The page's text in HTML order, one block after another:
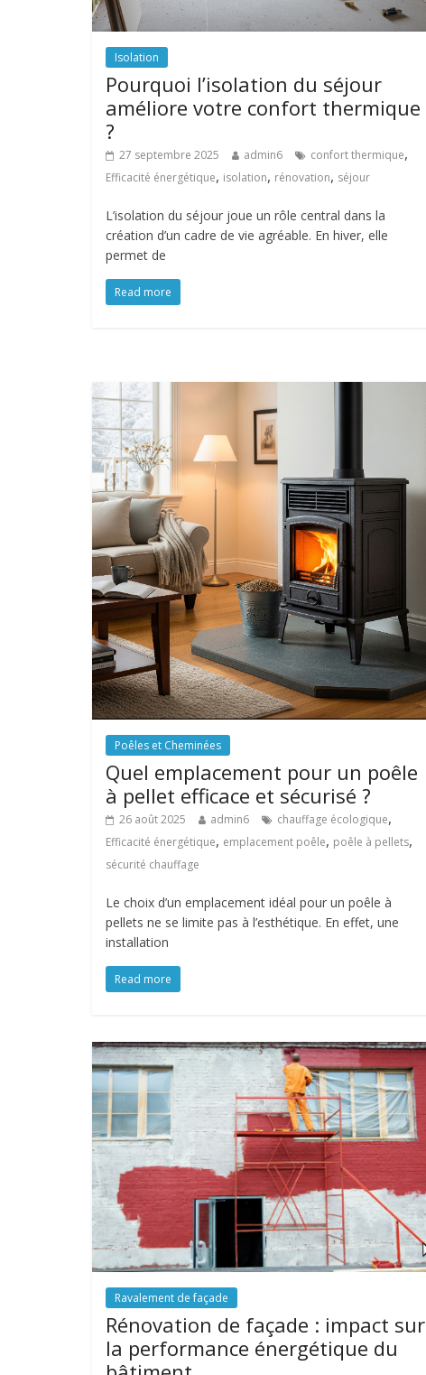
Isolation
Pourquoi l’isolation du séjour
améliore votre confort thermique
?
27 septembre 2025 admin6 confort thermique,
Efficacité énergétique, isolation, rénovation, séjour
L’isolation du séjour joue un rôle central dans la
création d’un cadre de vie agréable. En hiver, elle
permet de
Read more
Poêles et Cheminées
Quel emplacement pour un poêle
à pellet efficace et sécurisé ?
26 août 2025 admin6 chauffage écologique,
Efficacité énergétique, emplacement poêle, poêle à pellets,
sécurité chauffage
Le choix d’un emplacement idéal pour un poêle à
pellets ne se limite pas à l’esthétique. En effet, une
installation
Read more
Ravalement de façade
Rénovation de façade : impact sur
la performance énergétique du